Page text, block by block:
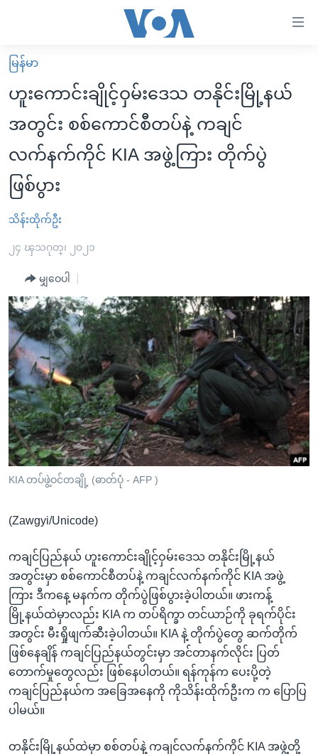
လွယ်ကူ
စေ
များ
ပင်မ
သို့
ကျော်
ပင်မ
အ
ညွန်း
စာမျက်နှာ
သို့
ကျော်
ကြည့်
ရန်
ရှာဖွေ
ရန်
သို့
ရန်
မူလစာမျက်နှာ
မြန်မာ
ကမ္ဘာ့သတင်းများ
နိုင်ငံတကာ
အမေရိကန်
အစ္စရေး-ပါလက်စတိုင်း
ဗွီဒီယို
သတင်းလွတ်လပ်ခွင့်
ရပ်ဝန်းတခု လမ်းတခု အလွန်
အင်္ဂလိပ်စာလေ့လာမယ်
အမေရိကန်သုံးအီဒီယံ
မကြေးမုံရဲ့ အင်္ဂလိပ်စာ
ရုပ်ရှင်ထဲက အင်္ဂလိပ်စာ
သုတပဒေသာ အင်္ဂလိပ်စာ
အပတ်စဉ်ကဏ္ဍများ
ရေဒီယို
တီဗွီ
ရေဒီယိုနှင့်ရုပ်သံ အချက်အလက်များ
ရေဒီယို/တီဗွီအစီအစဉ်
Learning English
ဗွီအိုအေ လူမှုကွန်ယက်များ
ဘာသာစကားများ
မြန်မာ
ဟူးကောင်းချိုင့်ဝှမ်းဒေသ တနိုင်းမြို့နယ်
အတွင်း စစ်ကောင်စီတပ်နဲ့ ကချင်
လက်နက်ကိုင် KIA အဖွဲ့ကြား တိုက်ပွဲ
ဖြစ်ပွား
သိန်းထိုက်ဦး
၂၄ ၾသဂုတ္၊ ၂၀၂၁
မျှဝေပါ
KIA တပ်ဖွဲ့ဝင်တချို့ (ဓာတ်ပုံ - AFP )
(Zawgyi/Unicode)
ကချင်ပြည်နယ် ဟူးကောင်းချိုင့်ဝှမ်းဒေသ တနိုင်းမြို့နယ်
အတွင်းမှာ စစ်ကောင်စီတပ်နဲ့ ကချင်လက်နက်ကိုင် KIA အဖွဲ့
ကြား ဒီကနေ့ မနက်က တိုက်ပွဲဖြစ်ပွားခဲ့ပါတယ်။ ဖားကန့်
မြို့နယ်ထဲမှာလည်း KIA က တပ်ရိက္ခာ တင်ယာဉ်ကို ခုရက်ပိုင်း
အတွင်း မီးရှိုဖျက်ဆီးခဲ့ပါတယ်။ KIA နဲ့ တိုက်ပွဲတွေ ဆက်တိုက်
ဖြစ်နေချိန် ကချင်ပြည်နယ်တွင်းမှာ အင်တာနက်လိုင်း ပြတ်
တောက်မှုတွေလည်း ဖြစ်နေပါတယ်။ ရန်ကုန်က ပေးပို့တဲ့
ကချင်ပြည်နယ်က အခြေအနေကို ကိုသိန်းထိုက်ဦးက က ပြောပြ
ပါမယ်။
တနိုင်းမြို့နယ်ထဲမှာ စစ်တပ်နဲ့ ကချင်လက်နက်ကိုင် KIA အဖွဲ့တို့